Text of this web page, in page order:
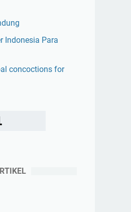
Indonesia Para
concoctions for